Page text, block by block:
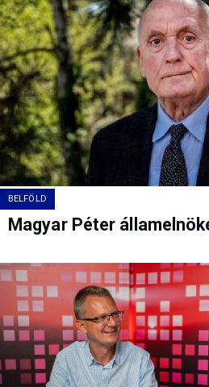
BELFÖLD
Magyar Péter